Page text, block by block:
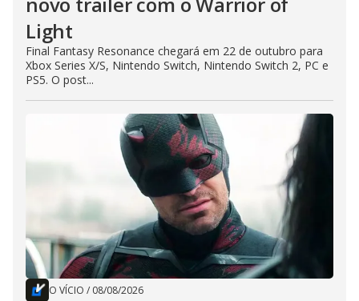
Light
Final Fantasy Resonance chegará em 22 de outubro para
Xbox Series X/S, Nintendo Switch, Nintendo Switch 2, PC e
PS5. O post...
O VÍCIO / 08/08/2026